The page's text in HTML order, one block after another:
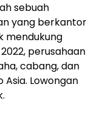
sebuah
yang berkantor
mendukung
perusahaan
cabang, dan
Lowongan